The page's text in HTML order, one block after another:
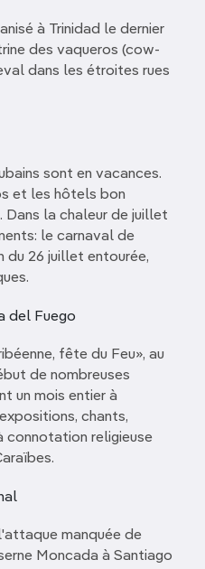
à Trinidad le dernier
des vaqueros (cow-
dans les étroites rues
sont en vacances.
et les hôtels bon
Dans la chaleur de juillet
le carnaval de
26 juillet entourée,
del Fuego
fête du Feu», au
de nombreuses
un mois entier à
chants,
connotation religieuse
manquée de
Moncada à Santiago